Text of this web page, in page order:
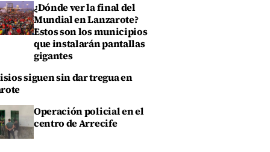
¿Dónde ver la final del
Mundial en Lanzarote?
Estos son los municipios
que instalarán pantallas
gigantes
siguen sin dar tregua en
Operación policial en el
centro de Arrecife